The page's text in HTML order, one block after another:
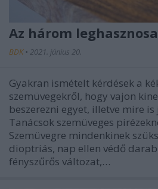
Az három
BDK • 2021. június 20.
Gyakran ismételt kérdések a
szemüvegekről, hogy vajon
beszerezni egyet, illetve mire
Tanácsok szemüveges
Szemüvegre mindenkinek
dioptriás, nap ellen védő
fényszűrős változat,…